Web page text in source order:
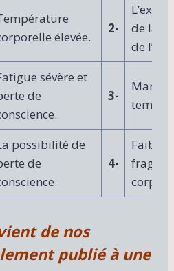
élevée.
2-
de la
de
sévère et
de
3-
possibilité de
de
4-
corps.
de nos
publié à une